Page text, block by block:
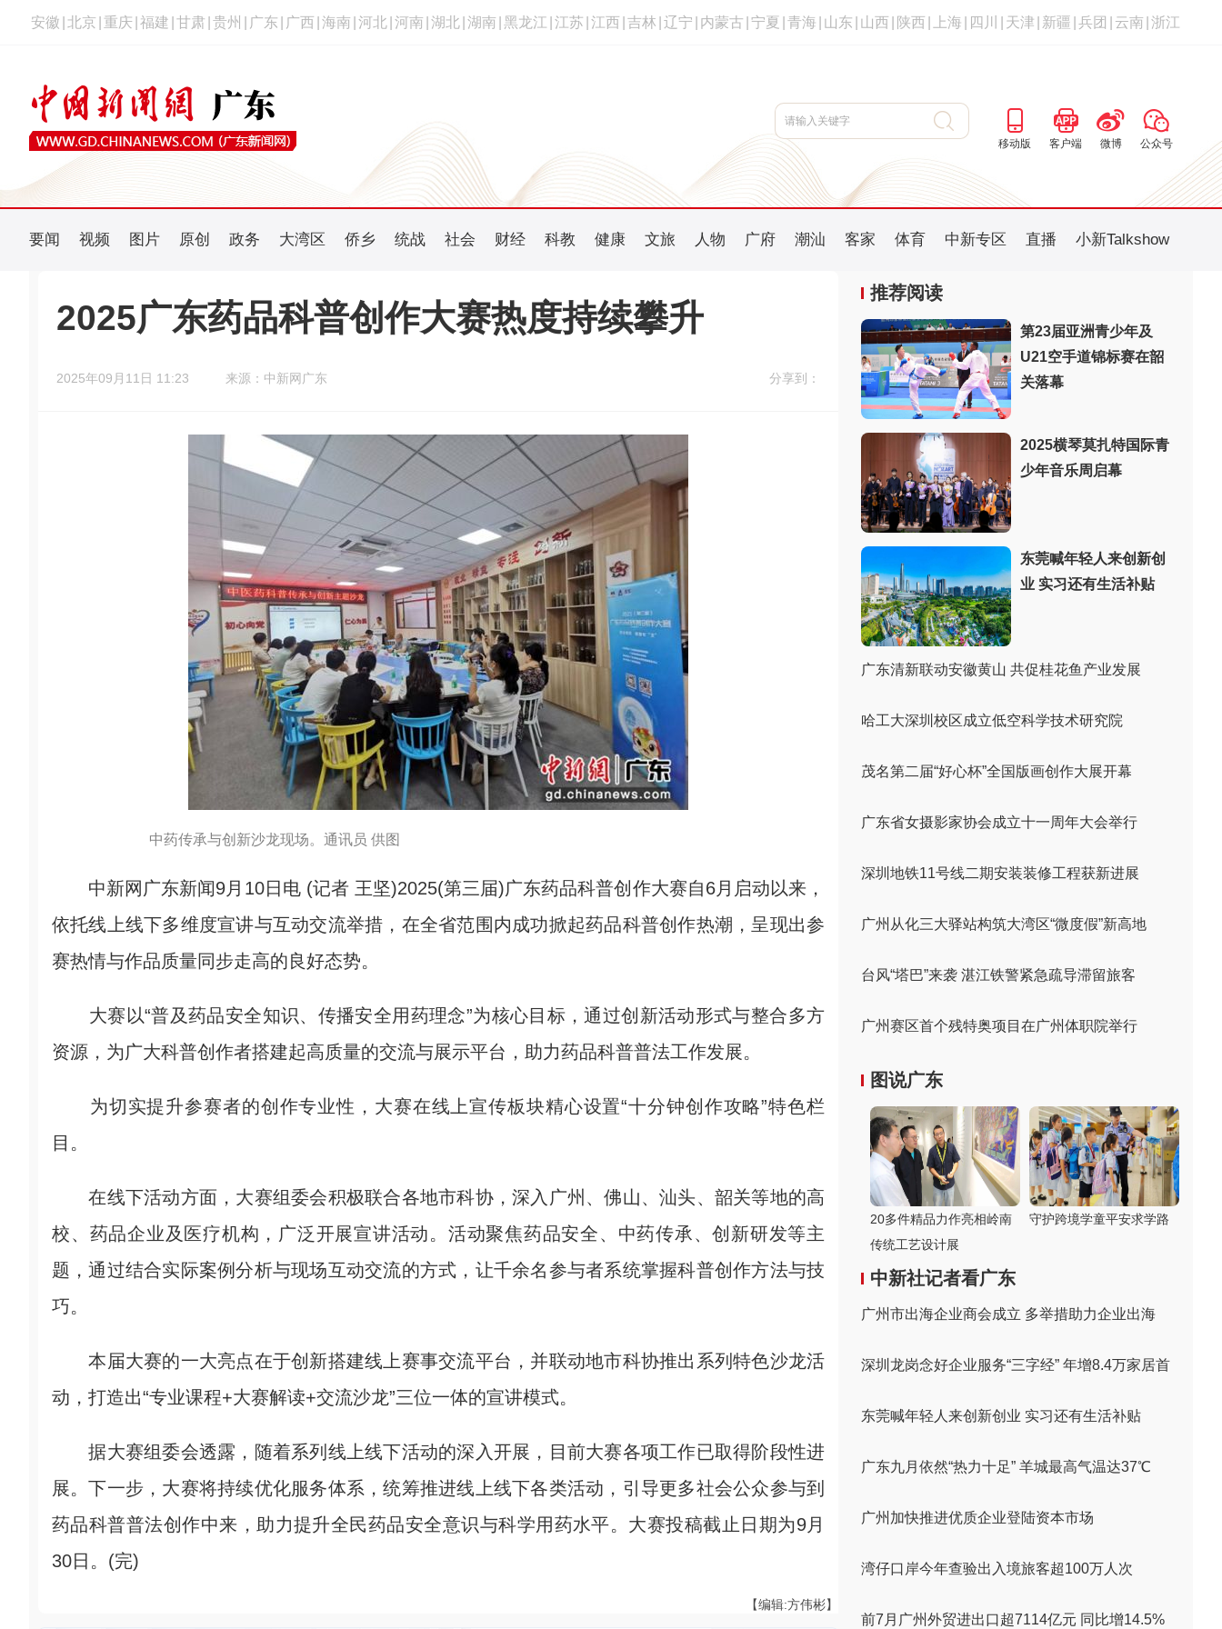
安徽 北京 重庆 福建 甘肃 贵州 广东 广西 海南 河北 河南 湖北 湖南 黑龙江 江苏 江西 吉林 辽宁 内蒙古 宁夏 青海 山东 山西 陕西 上海 四川 天津 新疆 兵团 云南 浙江
移动版 客户端 微博 公众号
要闻 视频 图片 原创 政务 大湾区 侨乡 统战 社会 财经 科教 健康 文旅 人物 广府 潮汕 客家 体育 中新专区 直播 小新Talkshow
2025广东药品科普创作大赛热度持续攀升
2025年09月11日 11:23 来源：中新网广东 分享到：
中药传承与创新沙龙现场。通讯员 供图
中新网广东新闻9月10日电 (记者 王坚)2025(第三届)广东药品科普创作大赛自6月启动以来，
依托线上线下多维度宣讲与互动交流举措，在全省范围内成功掀起药品科普创作热潮，呈现出参
赛热情与作品质量同步走高的良好态势。
大赛以“普及药品安全知识、传播安全用药理念”为核心目标，通过创新活动形式与整合多方
资源，为广大科普创作者搭建起高质量的交流与展示平台，助力药品科普普法工作发展。
为切实提升参赛者的创作专业性，大赛在线上宣传板块精心设置“十分钟创作攻略”特色栏
目。
在线下活动方面，大赛组委会积极联合各地市科协，深入广州、佛山、汕头、韶关等地的高
校、药品企业及医疗机构，广泛开展宣讲活动。活动聚焦药品安全、中药传承、创新研发等主
题，通过结合实际案例分析与现场互动交流的方式，让千余名参与者系统掌握科普创作方法与技
巧。
本届大赛的一大亮点在于创新搭建线上赛事交流平台，并联动地市科协推出系列特色沙龙活
动，打造出“专业课程+大赛解读+交流沙龙”三位一体的宣讲模式。
据大赛组委会透露，随着系列线上线下活动的深入开展，目前大赛各项工作已取得阶段性进
展。下一步，大赛将持续优化服务体系，统筹推进线上线下各类活动，引导更多社会公众参与到
药品科普普法创作中来，助力提升全民药品安全意识与科学用药水平。大赛投稿截止日期为9月
30日。(完)
【编辑:方伟彬】
推荐阅读
第23届亚洲青少年及
U21空手道锦标赛在韶
关落幕
2025横琴莫扎特国际青
少年音乐周启幕
东莞喊年轻人来创新创
业 实习还有生活补贴
广东清新联动安徽黄山 共促桂花鱼产业发展
哈工大深圳校区成立低空科学技术研究院
茂名第二届“好心杯”全国版画创作大展开幕
广东省女摄影家协会成立十一周年大会举行
深圳地铁11号线二期安装装修工程获新进展
广州从化三大驿站构筑大湾区“微度假”新高地
台风“塔巴”来袭 湛江铁警紧急疏导滞留旅客
广州赛区首个残特奥项目在广州体职院举行
图说广东
20多件精品力作亮相岭南
传统工艺设计展
守护跨境学童平安求学路
中新社记者看广东
广州市出海企业商会成立 多举措助力企业出海
深圳龙岗念好企业服务“三字经” 年增8.4万家居首
东莞喊年轻人来创新创业 实习还有生活补贴
广东九月依然“热力十足” 羊城最高气温达37℃
广州加快推进优质企业登陆资本市场
湾仔口岸今年查验出入境旅客超100万人次
前7月广州外贸进出口超7114亿元 同比增14.5%